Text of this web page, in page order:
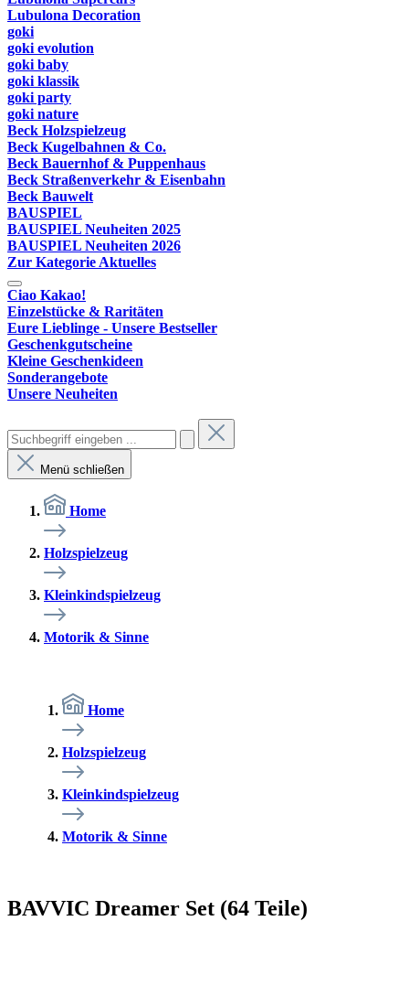
Lubulona Decoration
goki
goki evolution
goki baby
goki klassik
goki party
goki nature
Beck Holzspielzeug
Beck Kugelbahnen & Co.
Beck Bauernhof & Puppenhaus
Beck Straßenverkehr & Eisenbahn
Beck Bauwelt
BAUSPIEL
BAUSPIEL Neuheiten 2025
BAUSPIEL Neuheiten 2026
Zur Kategorie Aktuelles
Ciao Kakao!
Einzelstücke & Raritäten
Eure Lieblinge - Unsere Bestseller
Geschenkgutscheine
Kleine Geschenkideen
Sonderangebote
Unsere Neuheiten
Menü schließen
Home
Holzspielzeug
Kleinkindspielzeug
Motorik & Sinne
Home
Holzspielzeug
Kleinkindspielzeug
Motorik & Sinne
BAVVIC Dreamer Set (64 Teile)